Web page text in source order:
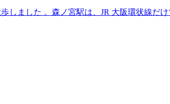
ました 。森ノ宮駅は、JR 大阪環状線だけ